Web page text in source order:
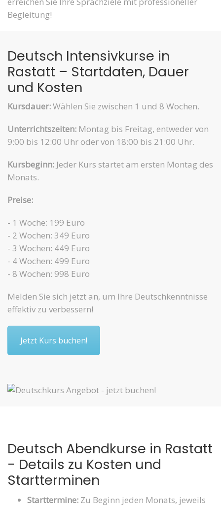
Begleitung!
Deutsch Intensivkurse in
Rastatt – Startdaten, Dauer
und Kosten
Kursdauer:Wählen Sie zwischen 1 und 8 Wochen.
Unterrichtszeiten: Montag bis Freitag, entweder von
9:00 bis 12:00 Uhr oder von 18:00 bis 21:00 Uhr.
Kursbeginn: Jeder Kurs startet am ersten Montag des
Monats.
Preise:
- 1 Woche: 199 Euro
- 2 Wochen: 349 Euro
- 3 Wochen: 449 Euro
- 4 Wochen: 499 Euro
- 8 Wochen: 998 Euro
Melden Sie sich jetzt an, um Ihre Deutschkenntnisse
effektiv zu verbessern!
Jetzt Kurs buchen!
Deutsch Abendkurse in Rastatt
- Details zu Kosten und
Startterminen
Starttermine:Zu Beginn jeden Monats, jeweils